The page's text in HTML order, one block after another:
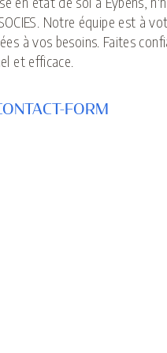
Notre équipe est
à vos besoins. Faites
et efficace.
FORM